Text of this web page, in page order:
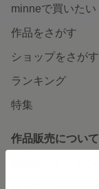
minneで買いたい
作品をさがす
ショップをさがす
ランキング
特集
作品販売について